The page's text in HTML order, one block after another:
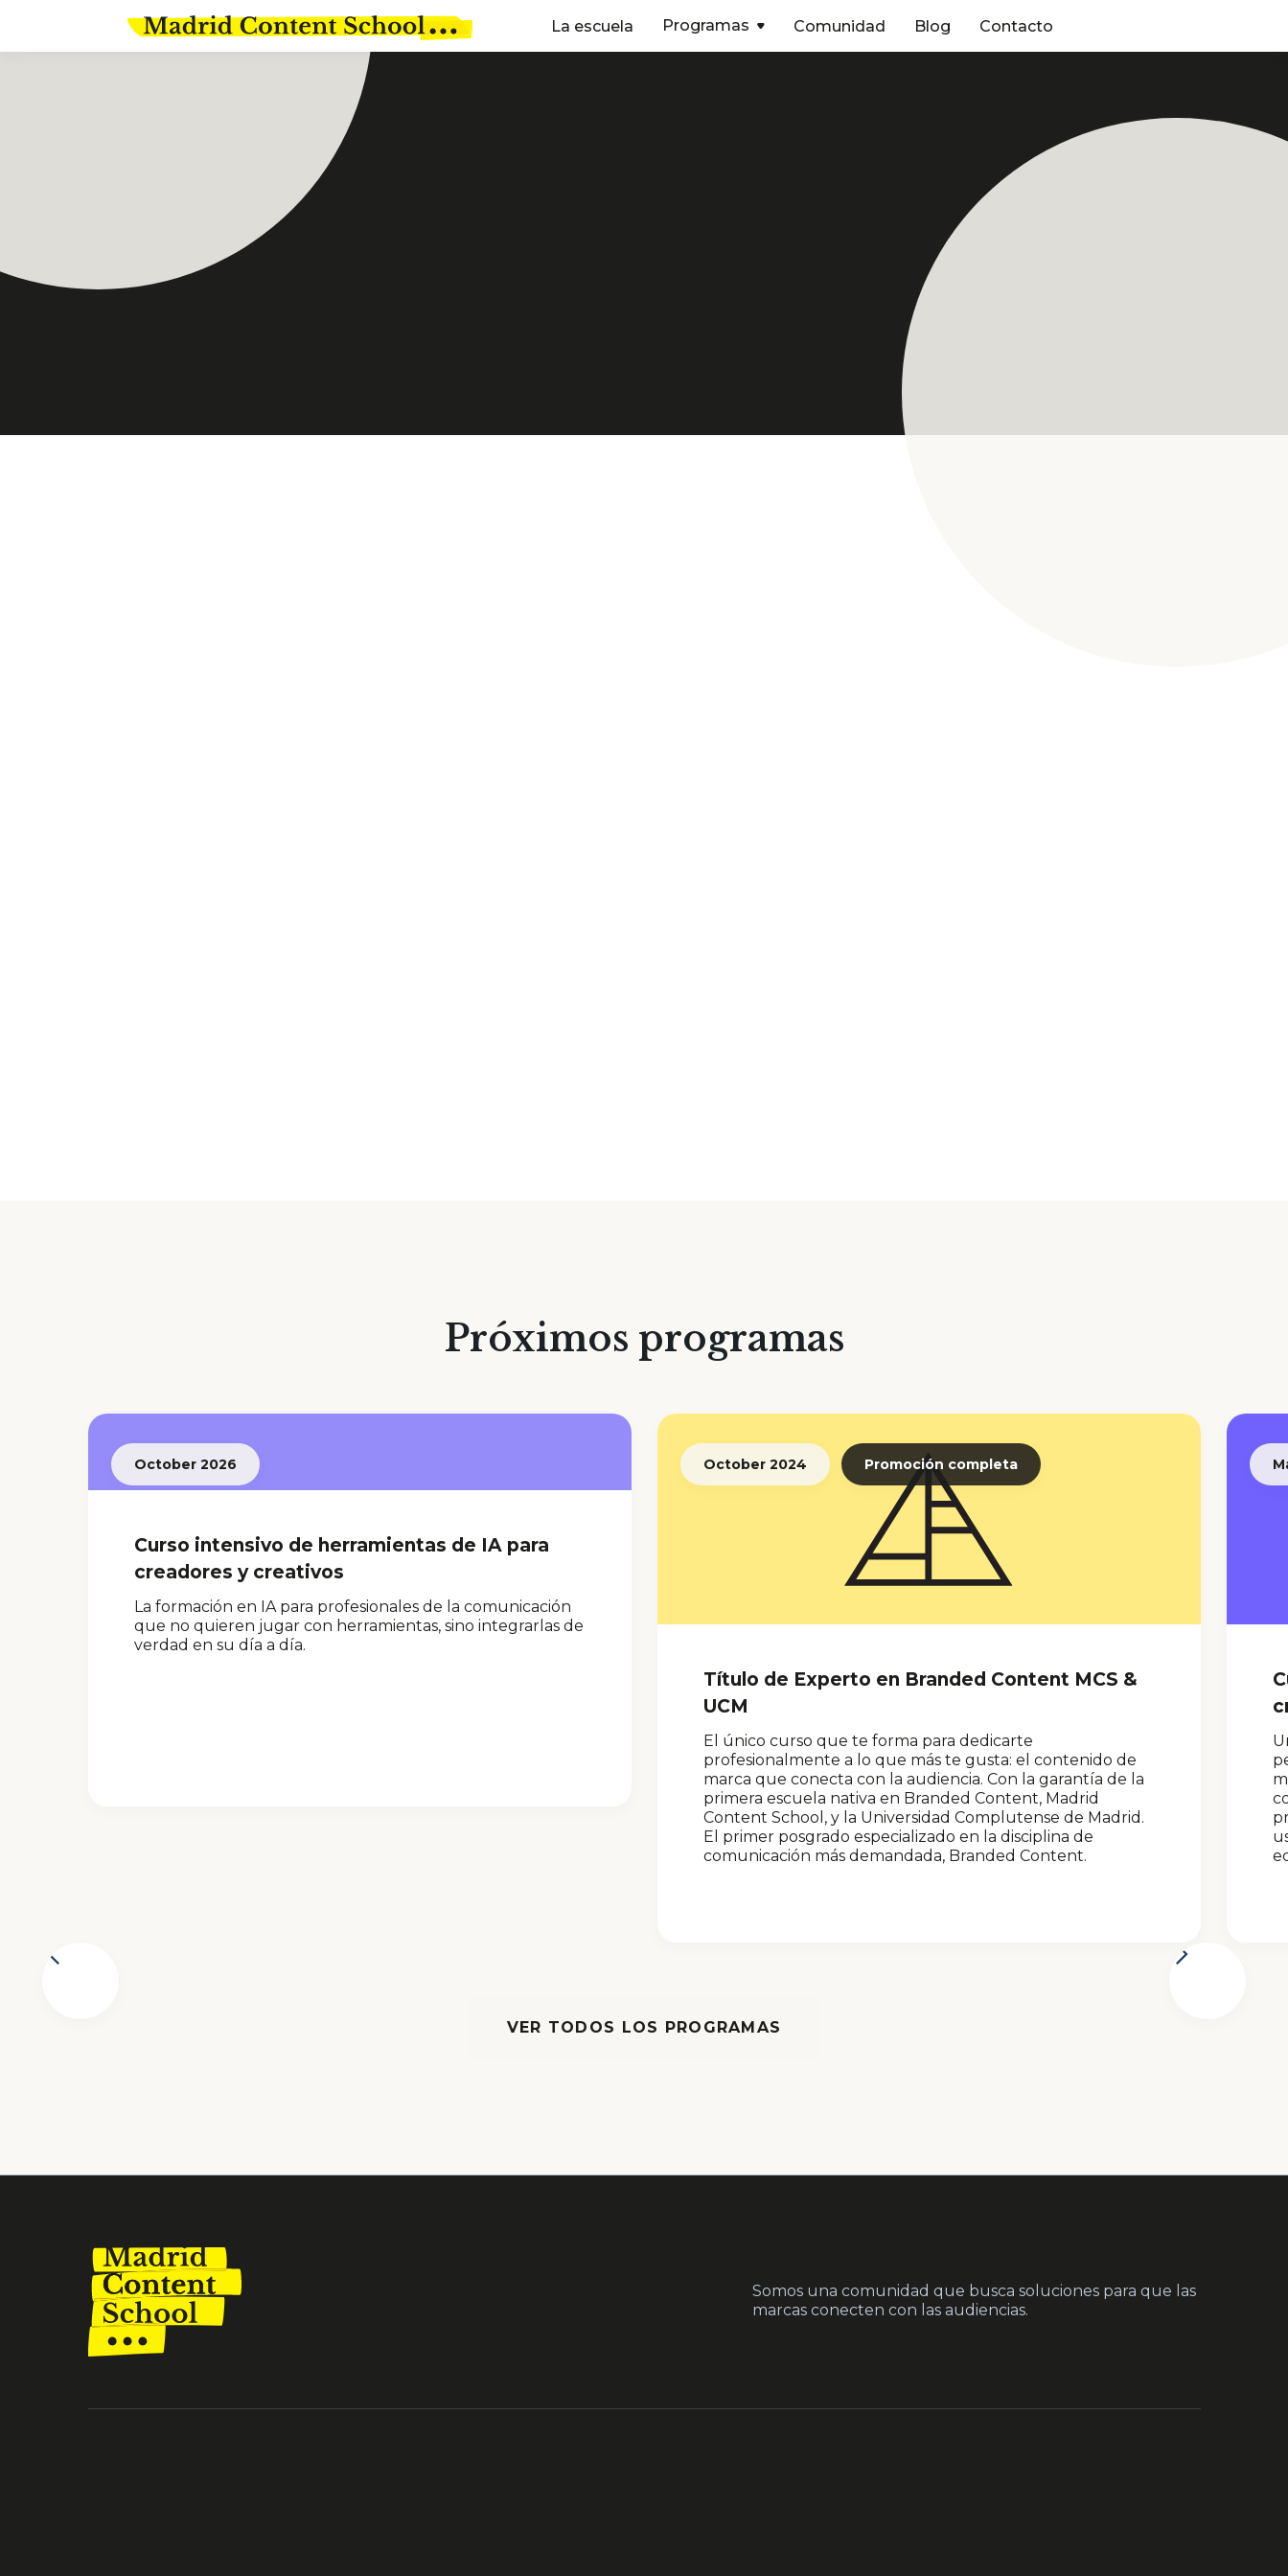
La escuela Programas  Comunidad Blog Contacto
Próximos programas
October 2026
Curso intensivo de herramientas de IA para
creadores y creativos
La formación en IA para profesionales de la comunicación
que no quieren jugar con herramientas, sino integrarlas de
verdad en su día a día.
October 2024 Promoción completa
Título de Experto en Branded Content MCS &
UCM
El único curso que te forma para dedicarte
profesionalmente a lo que más te gusta: el contenido de
marca que conecta con la audiencia. Con la garantía de la
primera escuela nativa en Branded Content, Madrid
Content School, y la Universidad Complutense de Madrid.
El primer posgrado especializado en la disciplina de
comunicación más demandada, Branded Content.
VER TODOS LOS PROGRAMAS
Somos una comunidad que busca soluciones para que las
marcas conecten con las audiencias.